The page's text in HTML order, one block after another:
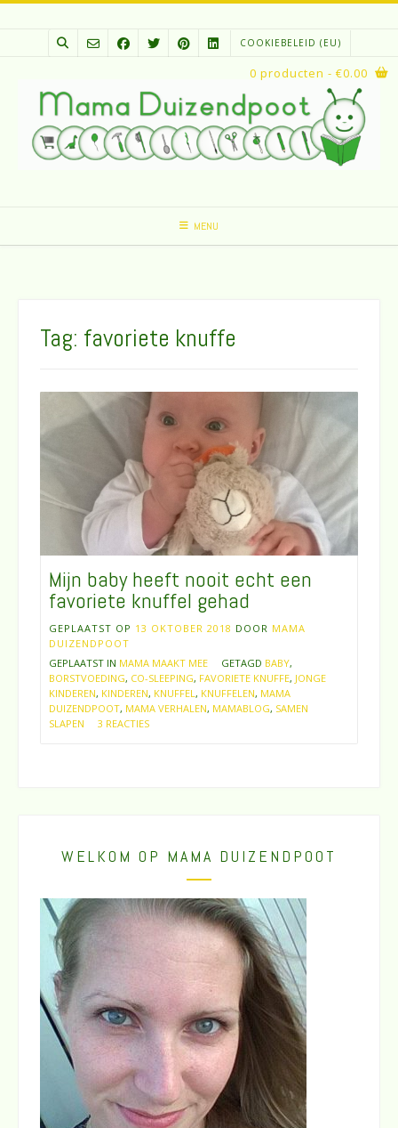
Spring
COOKIEBELEID (EU)
MENU
0 producten - €0.00
Tag: favoriete knuffe
Mijn baby heeft nooit echt een
favoriete knuffel gehad
GEPLAATST OP 13 OKTOBER 2018 DOOR MAMA
DUIZENDPOOT
GEPLAATST IN MAMA MAAKT MEE GETAGD BABY,
BORSTVOEDING, CO-SLEEPING, FAVORIETE KNUFFE, JONGE
KINDEREN, KINDEREN, KNUFFEL , KNUFFELEN, MAMA
DUIZENDPOOT, MAMA VERHALEN, MAMABLOG, SAMEN
SLAPEN
3 REACTIES
WELKOM OP MAMA DUIZENDPOOT